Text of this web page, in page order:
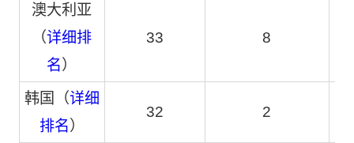
澳大利亚
（详细排
名）
33 8
韩国（详细
排名）
32 2